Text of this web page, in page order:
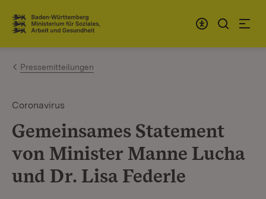
Zum Inhalt springen
Link zur Startseite
Pressemitteilungen
Coronavirus
Gemeinsames Statement
von Minister Manne Lucha
und Dr. Lisa Federle